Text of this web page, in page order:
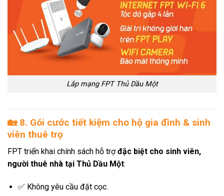
Lắp mạng FPT Thủ Dầu Một
🏡 8. Gói cước tiết kiệm cho hộ gia đình & sinh
viên thuê trọ
FPT triển khai chính sách hỗ trợđặc biệt cho sinh viên,
người thuê nhà tại Thủ Dầu Một:
✅ Không yêu cầu đặt cọc.